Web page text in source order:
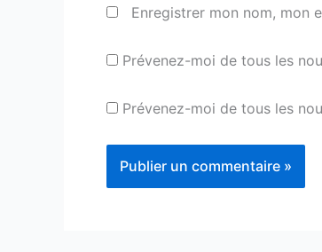
Enregistrer mon nom, mon
Prévenez-moi de tous les
Prévenez-moi de tous les